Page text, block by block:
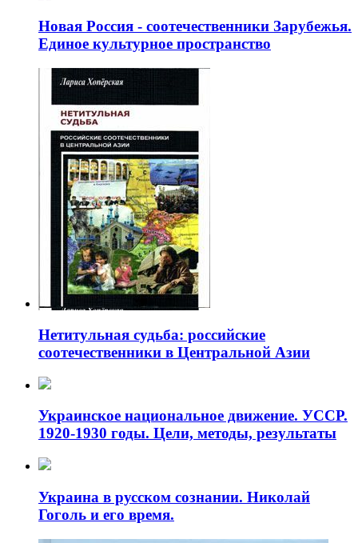
Новая Россия - соотечественники Зарубежья.
Единое культурное пространство
Нетитульная судьба: российские
соотечественники в Центральной Азии
Украинское национальное движение. УССР.
1920-1930 годы. Цели, методы, результаты
Украина в русском сознании. Николай
Гоголь и его время.